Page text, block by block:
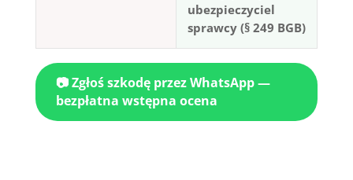
ubezpieczyciel
sprawcy (§ 249 BGB)
📷 Zgłoś szkodę przez WhatsApp —
bezpłatna wstępna ocena